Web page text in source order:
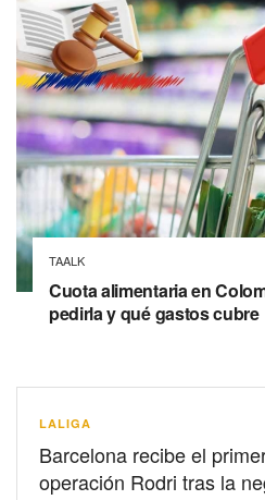
TAALK
Cuota alimentaria en
pedirla y qué gastos cubre
LALIGA
Barcelona recibe el
operación Rodri tras la